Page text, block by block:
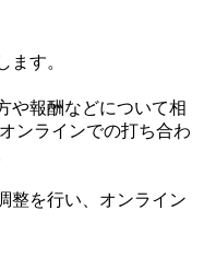
ます。
や報酬などについて相
ンラインでの打ち合わ
整を行い、オンライン